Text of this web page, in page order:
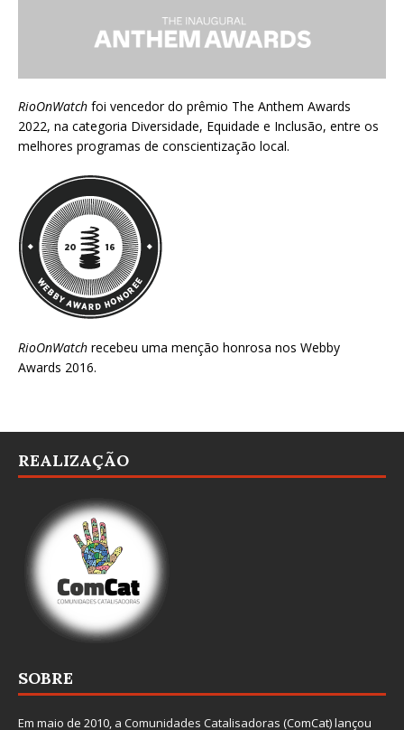
RioOnWatch foi vencedor do prêmio The Anthem Awards
2022, na categoria Diversidade, Equidade e Inclusão, entre os
melhores programas de conscientização local.
RioOnWatch recebeu uma menção honrosa nos Webby
Awards 2016.
REALIZAÇÃO
SOBRE
Em maio de 2010, a Comunidades Catalisadoras (ComCat) lançou